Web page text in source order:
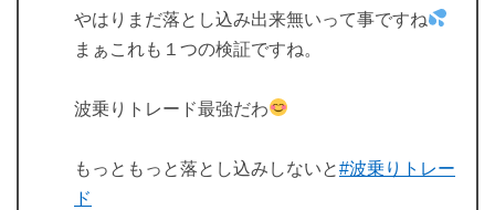
やはりまだ落とし込み出来無いって事ですね
まぁこれも１つの検証ですね。
波乗りトレード最強だわ
もっともっと落とし込みしないと#波乗りトレー
ド